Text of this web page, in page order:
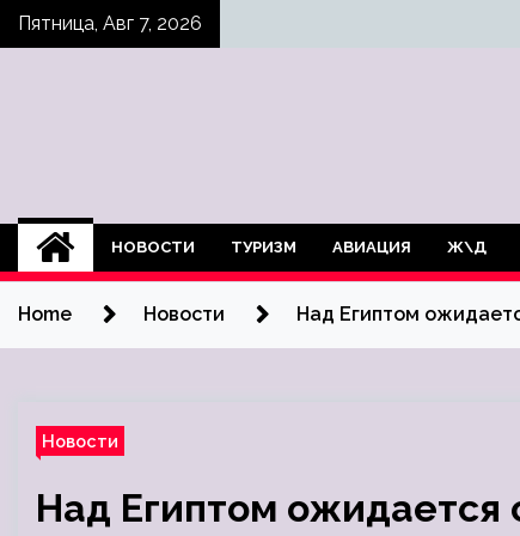
SkipПятница, Авг 7, 2026
НОВОСТИ ТУРИЗМ АВИАЦИЯ Ж\Д
Home Новости Над Египтом
Новости
Над Египтом ожидается